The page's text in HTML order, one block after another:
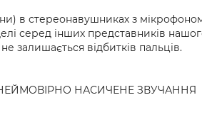
в стереонавушниках з
серед інших представників
залишається відбитків пальців.
НАСИЧЕНЕ ЗВУЧАННЯ